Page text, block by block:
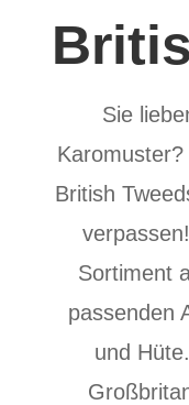
Sie
British
Sortiment
passenden
und